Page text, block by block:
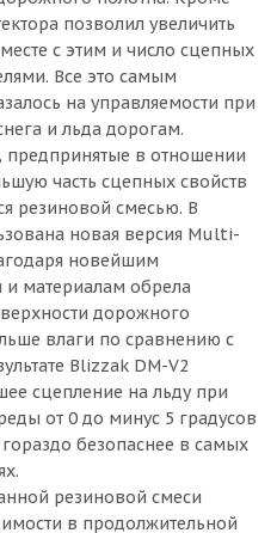
позволил увеличить
с этим и число сцепных
Все это самым
на управляемости при
и льда дорогам.
предпринятые в отношении
часть сцепных свойств
резиновой смесью. В
новая версия Multi-
новейшим
и материалам обрела
дорожного
влаги по сравнению с
Blizzak DM-V2
сцепление на льду при
от 0 до минус 5 градусов
безопаснее в самых
резиновой смеси
в продолжительной